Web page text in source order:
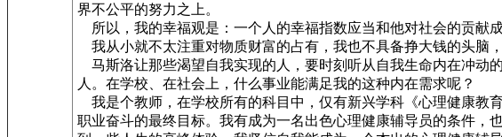
界不公平的努力之上。
所以，我的幸福观是：一个人的幸福指数应当和他对社会的贡献
我从小就不太注重对物质财富的占有，我也不具备挣大钱的头脑
马斯洛让那些渴望自我实现的人，要时刻听从自我生命内在冲动
人。在学校、在社会上，什么事业能满足我的这种内在需求呢？
我是个教师，在学校所有的科目中，仅有新兴学科《心理健康教
职业奋斗的最终目标。我有成为一名出色心理健康辅导员的条件，